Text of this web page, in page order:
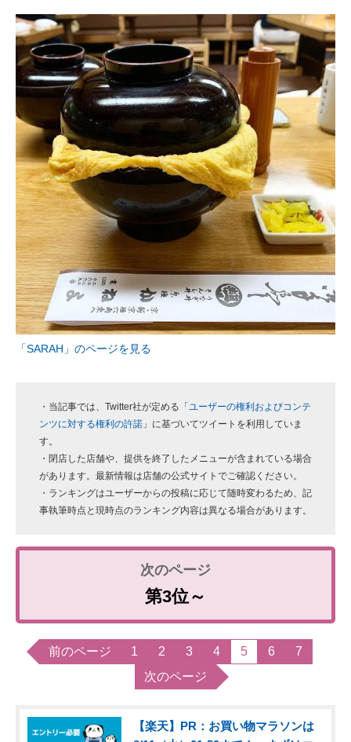
「SARAH」のページを見る
・当記事では、Twitter社が定める「 ユーザーの権利およびコンテ
ンツに対する権利の許諾 」に基づいてツイートを利用していま
す。
・閉店した店舗や、提供を終了したメニューが含まれている場合
があります。最新情報は店舗の公式サイトでご確認ください。
・ランキングはユーザーからの投稿に応じて随時変わるため、記
事執筆時点と現時点のランキング内容は異なる場合があります。
第3位～
前のページ 1 2 3 4 5 6
7
次のページ
【楽天】PR：お買い物マラソンは